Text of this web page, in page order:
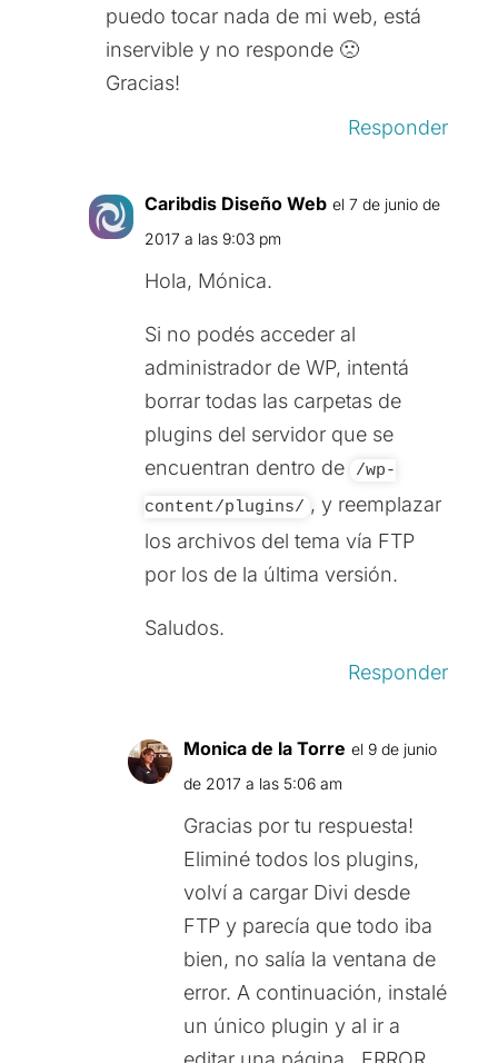
puedo tocar nada de mi web, está
inservible y no responde 🙁
Gracias!
Responder
Caribdis Diseño Web el 7 de junio de
2017 a las 9:03 pm
Hola, Mónica.
Si no podés acceder al
administrador de WP, intentá
borrar todas las carpetas de
plugins del servidor que se
encuentran dentro de
/wp-
content/plugins/ , y reemplazar
los archivos del tema vía FTP
por los de la última versión.
Saludos.
Responder
Monica de la Torre el 9 de junio
de 2017 a las 5:06 am
Gracias por tu respuesta!
Eliminé todos los plugins,
volví a cargar Divi desde
FTP y parecía que todo iba
bien, no salía la ventana de
error. A continuación, instalé
un único plugin y al ir a